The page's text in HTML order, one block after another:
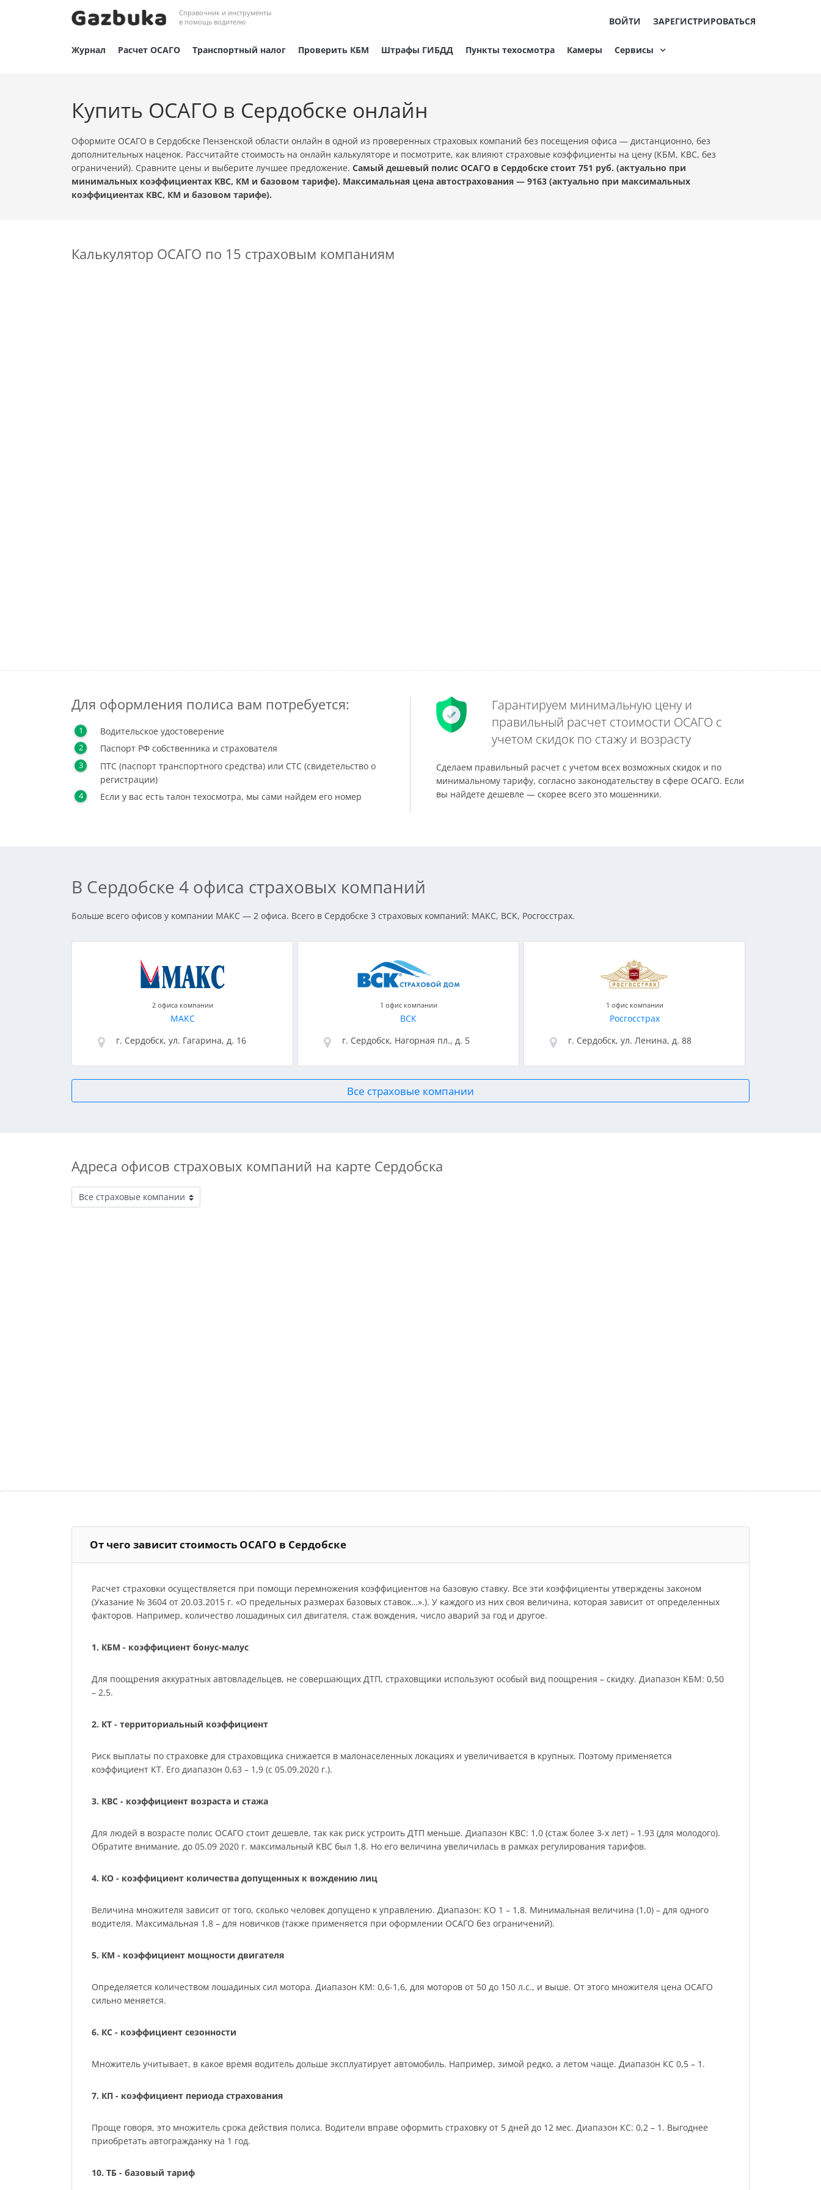
Справочник и инструменты
в помощь водителю
ВОЙТИ ЗАРЕГИСТРИРОВАТЬСЯ
Журнал Расчет ОСАГО Транспортный налог Проверить КБМ Штрафы ГИБДД Пункты техосмотра Камеры Сервисы
Купить ОСАГО в Сердобске онлайн
Оформите ОСАГО в Сердобске Пензенской области онлайн в одной из проверенных страховых компаний без посещения офиса — дистанционно, без
дополнительных наценок. Рассчитайте стоимость на онлайн калькуляторе и посмотрите, как влияют страховые коэффициенты на цену (КБМ, КВС, без
ограничений). Сравните цены и выберите лучшее предложение. Самый дешевый полис ОСАГО в Сердобске стоит 751 руб. (актуально при
минимальных коэффициентах КВС, КМ и базовом тарифе). Максимальная цена автострахования — 9163 (актуально при максимальных
коэффициентах КВС, КМ и базовом тарифе).
Калькулятор ОСАГО по 15 страховым компаниям
Для оформления полиса вам потребуется:
Водительское удостоверение
Паспорт РФ собственника и страхователя
ПТС (паспорт транспортного средства) или СТС (свидетельство о
регистрации)
Если у вас есть талон техосмотра, мы сами найдем его номер
Гарантируем минимальную цену и
правильный расчет стоимости ОСАГО с
учетом скидок по стажу и возрасту
Сделаем правильный расчет с учетом всех возможных скидок и по
минимальному тарифу, согласно законодательству в сфере ОСАГО. Если
вы найдете дешевле — скорее всего это мошенники.
В Сердобске 4 офиса страховых компаний
Больше всего офисов у компании МАКС — 2 офиса. Всего в Сердобске 3 страховых компаний: МАКС, ВСК, Росгосстрах.
2 офиса компании
МАКС
г. Сердобск, ул. Гагарина, д. 16
1 офис компании
ВСК
г. Сердобск, Нагорная пл., д. 5
1 офис компании
Росгосстрах
г. Сердобск, ул. Ленина, д. 88
Все страховые компании
Адреса офисов страховых компаний на карте Сердобска
От чего зависит стоимость ОСАГО в Сердобске
Расчет страховки осуществляется при помощи перемножения коэффициентов на базовую ставку. Все эти коэффициенты утверждены законом
(Указание № 3604 от 20.03.2015 г. «О предельных размерах базовых ставок…».). У каждого из них своя величина, которая зависит от определенных
факторов. Например, количество лошадиных сил двигателя, стаж вождения, число аварий за год и другое.
1. КБМ - коэффициент бонус-малус
Для поощрения аккуратных автовладельцев, не совершающих ДТП, страховщики используют особый вид поощрения – скидку. Диапазон КБМ: 0,50
– 2,5.
2. КТ - территориальный коэффициент
Риск выплаты по страховке для страховщика снижается в малонаселенных локациях и увеличивается в крупных. Поэтому применяется
коэффициент КТ. Его диапазон 0,63 – 1,9 (с 05.09.2020 г.).
3. КВС - коэффициент возраста и стажа
Для людей в возрасте полис ОСАГО стоит дешевле, так как риск устроить ДТП меньше. Диапазон КВС: 1,0 (стаж более 3-х лет) – 1.93 (для молодого).
Обратите внимание, до 05.09 2020 г. максимальный КВС был 1,8. Но его величина увеличилась в рамках регулирования тарифов.
4. КО - коэффициент количества допущенных к вождению лиц
Величина множителя зависит от того, сколько человек допущено к управлению. Диапазон: КО 1 – 1,8. Минимальная величина (1,0) – для одного
водителя. Максимальная 1,8 – для новичков (также применяется при оформлении ОСАГО без ограничений).
5. КМ - коэффициент мощности двигателя
Определяется количеством лошадиных сил мотора. Диапазон КМ: 0,6-1,6, для моторов от 50 до 150 л.с., и выше. От этого множителя цена ОСАГО
сильно меняется.
6. КС - коэффициент сезонности
Множитель учитывает, в какое время водитель дольше эксплуатирует автомобиль. Например, зимой редко, а летом чаще. Диапазон КС 0,5 – 1.
7. КП - коэффициент периода страхования
Проще говоря, это множитель срока действия полиса. Водители вправе оформить страховку от 5 дней до 12 мес. Диапазон КС: 0,2 – 1. Выгоднее
приобретать автогражданку на 1 год.
10. ТБ - базовый тариф